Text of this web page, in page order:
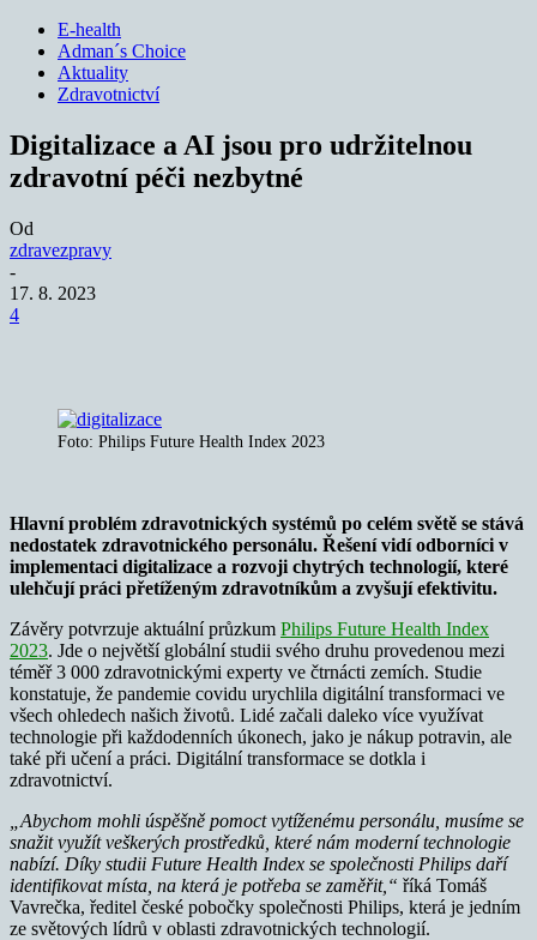
E-health
Adman´s Choice
Aktuality
Zdravotnictví
Digitalizace a AI jsou pro udržitelnou
zdravotní péči nezbytné
Od
zdravezpravy
-
17. 8. 2023
4
Foto: Philips Future Health Index 2023
Hlavní problém zdravotnických systémů po celém světě se stává
nedostatek zdravotnického personálu. Řešení vidí odborníci v
implementaci digitalizace a rozvoji chytrých technologií, které
ulehčují práci přetíženým zdravotníkům a zvyšují efektivitu.
Závěry potvrzuje aktuální průzkum Philips Future Health Index
2023. Jde o největší globální studii svého druhu provedenou mezi
téměř 3 000 zdravotnickými experty ve čtrnácti zemích. Studie
konstatuje, že pandemie covidu urychlila digitální transformaci ve
všech ohledech našich životů. Lidé začali daleko více využívat
technologie při každodenních úkonech, jako je nákup potravin, ale
také při učení a práci. Digitální transformace se dotkla i
zdravotnictví.
„Abychom mohli úspěšně pomoct vytíženému personálu, musíme se
snažit využít veškerých prostředků, které nám moderní technologie
nabízí. Díky studii Future Health Index se společnosti Philips daří
identifikovat místa, na která je potřeba se zaměřit,“ říká Tomáš
Vavrečka, ředitel české pobočky společnosti Philips, která je jedním
ze světových lídrů v oblasti zdravotnických technologií.